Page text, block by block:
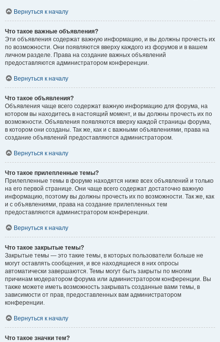
Вернуться к началу
Что такое важные объявления?
Эти объявления содержат важную информацию, и вы должны прочесть их
по возможности. Они появляются вверху каждого из форумов и в вашем
личном разделе. Права на создание важных объявлений
предоставляются администратором конференции.
Вернуться к началу
Что такое объявления?
Объявления чаще всего содержат важную информацию для форума, на
котором вы находитесь в настоящий момент, и вы должны прочесть их по
возможности. Объявления появляются вверху каждой страницы форума,
в котором они созданы. Так же, как и с важными объявлениями, права на
создание объявлений предоставляются администратором.
Вернуться к началу
Что такое прилепленные темы?
Прилепленные темы в форуме находятся ниже всех объявлений и только
на его первой странице. Они чаще всего содержат достаточно важную
информацию, поэтому вы должны прочесть их по возможности. Так же, как
и с объявлениями, права на создание прилепленных тем
предоставляются администратором конференции.
Вернуться к началу
Что такое закрытые темы?
Закрытые темы — это такие темы, в которых пользователи больше не
могут оставлять сообщения, и все находящиеся в них опросы
автоматически завершаются. Темы могут быть закрыты по многим
причинам модератором форума или администратором конференции. Вы
также можете иметь возможность закрывать созданные вами темы, в
зависимости от прав, предоставленных вам администратором
конференции.
Вернуться к началу
Что такое значки тем?